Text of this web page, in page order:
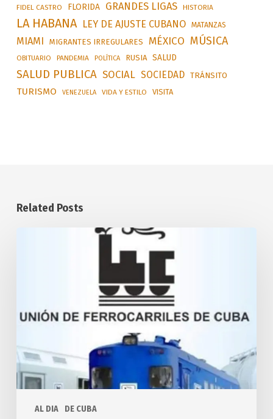
FIDEL CASTRO FLORIDA GRANDES LIGAS HISTORIA
LA HABANA LEY DE AJUSTE CUBANO MATANZAS
MIAMI MIGRANTES IRREGULARES MÉXICO MÚSICA
OBITUARIO PANDEMIA POLÍTICA RUSIA SALUD
SALUD PUBLICA SOCIAL SOCIEDAD TRÁNSITO
TURISMO VENEZUELA VIDA Y ESTILO VISITA
Related Posts
AL DIA DE CUBA
apoyo